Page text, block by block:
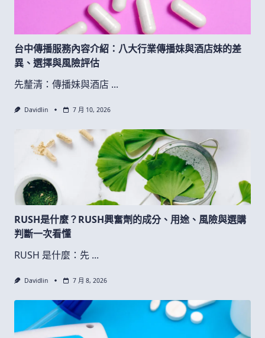
台中傳播服務內容介紹：八大行業傳播妹與酒店妹的差
異、選擇與風險評估
先釐清：傳播妹與酒店 ...
Davidlin 7 月 10, 2026
RUSH是什麼？RUSH興奮劑的成分、用途、風險與選購
判斷一次看懂
RUSH 是什麼：先 ...
Davidlin 7 月 8, 2026